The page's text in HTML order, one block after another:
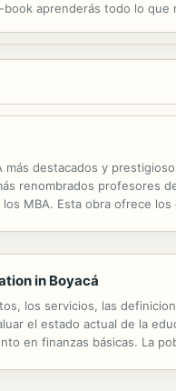
aprenderás todo lo que
destacados y
renombrados profesores
MBA. Esta obra ofrece los
in Boyacá
los servicios, las
el estado actual de la
en finanzas básicas. La